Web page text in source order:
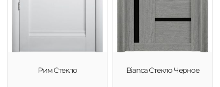
Рим Стекло Bianca Стекло Черное